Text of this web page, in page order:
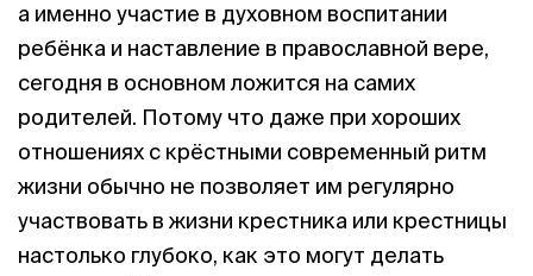
а именно участие в духовном воспитании
ребёнка и наставление в православной вере,
сегодня в основном ложится на самих
родителей. Потому что даже при хороших
отношениях с крёстными современный ритм
жизни обычно не позволяет им регулярно
участвовать в жизни крестника или крестницы
настолько глубоко, как это могут делать